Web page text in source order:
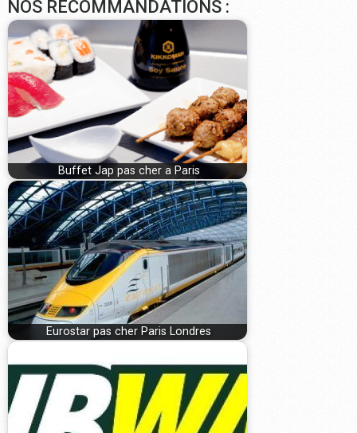
NOS RECOMMANDATIONS :
Buffet Jap pas cher a Paris
Eurostar pas cher Paris Londres